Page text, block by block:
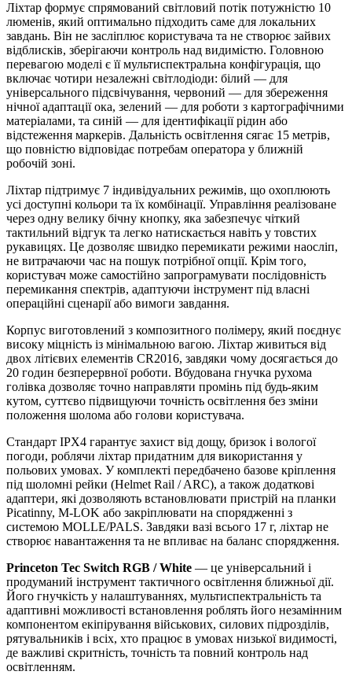
Ліхтар формує спрямований світловий потік потужністю 10
люменів, який оптимально підходить саме для локальних
завдань. Він не засліплює користувача та не створює зайвих
відблисків, зберігаючи контроль над видимістю. Головною
перевагою моделі є її мультиспектральна конфігурація, що
включає чотири незалежні світлодіоди: білий — для
універсального підсвічування, червоний — для збереження
нічної адаптації ока, зелений — для роботи з картографічними
матеріалами, та синій — для ідентифікації рідин або
відстеження маркерів. Дальність освітлення сягає 15 метрів,
що повністю відповідає потребам оператора у ближній
робочій зоні.
Ліхтар підтримує 7 індивідуальних режимів, що охоплюють
усі доступні кольори та їх комбінації. Управління реалізоване
через одну велику бічну кнопку, яка забезпечує чіткий
тактильний відгук та легко натискається навіть у товстих
рукавицях. Це дозволяє швидко перемикати режими наосліп,
не витрачаючи час на пошук потрібної опції. Крім того,
користувач може самостійно запрограмувати послідовність
перемикання спектрів, адаптуючи інструмент під власні
операційні сценарії або вимоги завдання.
Корпус виготовлений з композитного полімеру, який поєднує
високу міцність із мінімальною вагою. Ліхтар живиться від
двох літієвих елементів CR2016, завдяки чому досягається до
20 годин безперервної роботи. Вбудована гнучка рухома
голівка дозволяє точно направляти промінь під будь-яким
кутом, суттєво підвищуючи точність освітлення без зміни
положення шолома або голови користувача.
Стандарт IPX4 гарантує захист від дощу, бризок і вологої
погоди, роблячи ліхтар придатним для використання у
польових умовах. У комплекті передбачено базове кріплення
під шоломні рейки (Helmet Rail / ARC), а також додаткові
адаптери, які дозволяють встановлювати пристрій на планки
Picatinny, M-LOK або закріплювати на спорядженні з
системою MOLLE/PALS. Завдяки вазі всього 17 г, ліхтар не
створює навантаження та не впливає на баланс спорядження.
Princeton Tec Switch RGB / White — це універсальний і
продуманий інструмент тактичного освітлення ближньої дії.
Його гнучкість у налаштуваннях, мультиспектральність та
адаптивні можливості встановлення роблять його незамінним
компонентом екіпірування військових, силових підрозділів,
рятувальників і всіх, хто працює в умовах низької видимості,
де важливі скритність, точність та повний контроль над
освітленням.